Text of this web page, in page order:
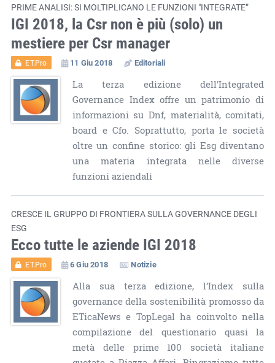
PRIME ANALISI: SI MOLTIPLICANO LE FUNZIONI "INTEGRATE”
IGI 2018, la Csr non è più (solo) un
mestiere per Csr manager
ET.Pro 11 Giu 2018 Editoriali
La terza edizione dell'Integrated
Governance Index offre un patrimonio di
informazioni su Dnf, materialità, comitati,
board e Cfo. Soprattutto, porta le società
oltre un confine storico: gli Esg diventano
una materia integrata nelle diverse
funzioni aziendali
CRESCE IL GRUPPO DI FRONTIERA SULLA GOVERNANCE DEGLI
ESG
Ecco tutte le aziende IGI 2018
ET.Pro 6 Giu 2018 Notizie
Alla sua terza edizione, l’Index sulla
governance della sostenibilità promosso da
ETicaNews e TopLegal ha coinvolto nella
compilazione del questionario quasi la
metà delle prime 100 società italiane